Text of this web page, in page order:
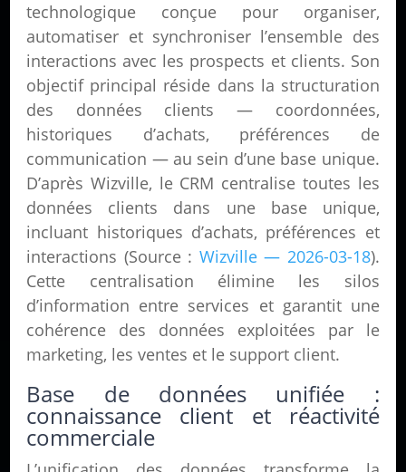
technologique conçue pour organiser,
automatiser et synchroniser l’ensemble des
interactions avec les prospects et clients. Son
objectif principal réside dans la structuration
des données clients — coordonnées,
historiques d’achats, préférences de
communication — au sein d’une base unique.
D’après Wizville, le CRM centralise toutes les
données clients dans une base unique,
incluant historiques d’achats, préférences et
interactions (Source : Wizville — 2026-03-18).
Cette centralisation élimine les silos
d’information entre services et garantit une
cohérence des données exploitées par le
marketing, les ventes et le support client.
Base de données unifiée :
connaissance client et réactivité
commerciale